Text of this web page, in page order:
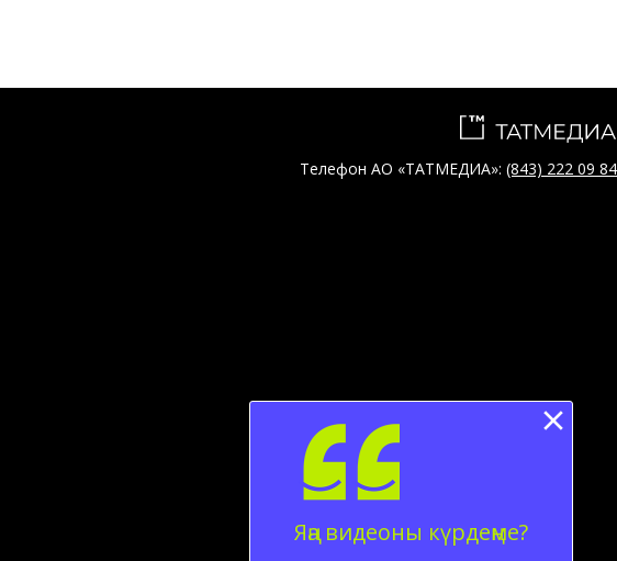
Телефон АО «ТАТМЕДИА»: (843) 222 09 84
Яңа видеоны күрдеңме?